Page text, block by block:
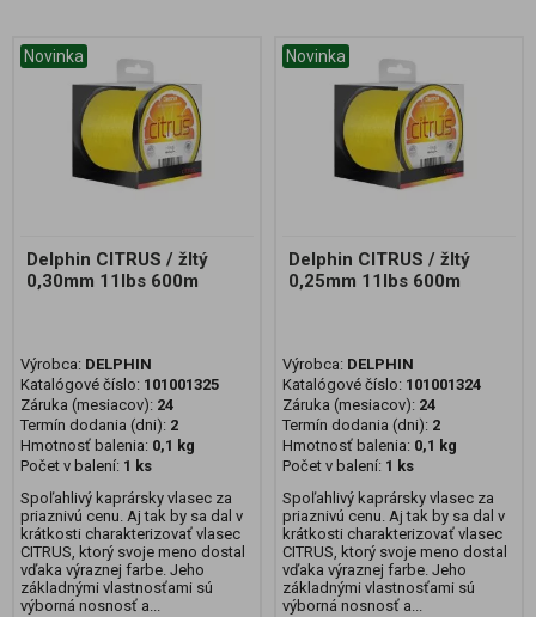
Novinka
Delphin CITRUS / žltý
0,30mm 11lbs 600m
Výrobca: DELPHIN
Katalógové číslo: 101001325
Záruka (mesiacov): 24
Termín dodania (dni): 2
Hmotnosť balenia: 0,1 kg
Počet v balení: 1 ks
Spoľahlivý kaprársky vlasec za
priaznivú cenu. Aj tak by sa dal v
krátkosti charakterizovať vlasec
CITRUS, ktorý svoje meno dostal
vďaka výraznej farbe. Jeho
základnými vlastnosťami sú
výborná nosnosť a...
Novinka
Delphin CITRUS / žltý
0,25mm 11lbs 600m
Výrobca: DELPHIN
Katalógové číslo: 101001324
Záruka (mesiacov): 24
Termín dodania (dni): 2
Hmotnosť balenia: 0,1 kg
Počet v balení: 1 ks
Spoľahlivý kaprársky vlasec za
priaznivú cenu. Aj tak by sa dal v
krátkosti charakterizovať vlasec
CITRUS, ktorý svoje meno dostal
vďaka výraznej farbe. Jeho
základnými vlastnosťami sú
výborná nosnosť a...